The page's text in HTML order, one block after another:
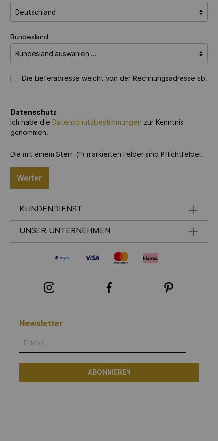
Bundesland
Die Lieferadresse weicht von der Rechnungsadresse ab.
Datenschutz
Ich habe die Datenschutzbestimmungen zur Kenntnis
genommen.
Die mit einem Stern (*) markierten Felder sind Pflichtfelder.
Weiter
KUNDENDIENST
UNSER UNTERNEHMEN
Newsletter